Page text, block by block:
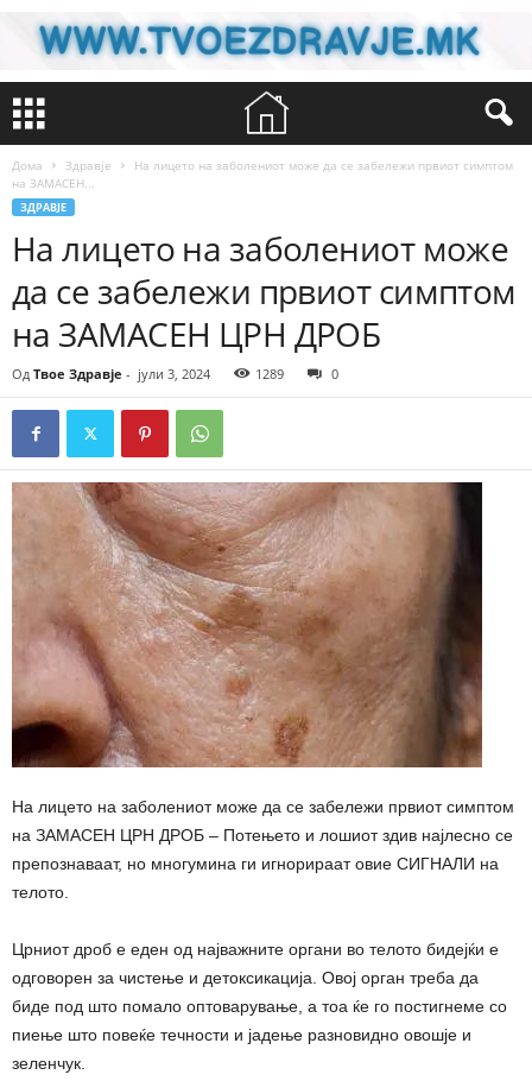
Дома Здравје
На лицето на заболениот може да се забележи првиот симптом
на ЗАМАСЕН...
ЗДРАВЈЕ
На лицето на заболениот може
да се забележи првиот симптом
на ЗАМАСЕН ЦРН ДРОБ
Од Твое Здравје - јули 3, 2024 1289 0
На лицето на заболениот може да се забележи првиот симптом
на ЗАМАСЕН ЦРН ДРОБ – Потењето и лошиот здив најлесно се
препознаваат, но многумина ги игнорираат овие СИГНАЛИ на
телото.
Црниот дроб е еден од најважните органи во телото бидејќи е
одговорен за чистење и детоксикација. Овој орган треба да
биде под што помало оптоварување, а тоа ќе го постигнеме со
пиење што повеќе течности и јадење разновидно овошје и
зеленчук.